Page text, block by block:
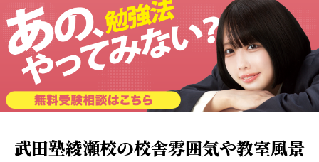
武田塾綾瀬校の校舎雰囲気や教室風景